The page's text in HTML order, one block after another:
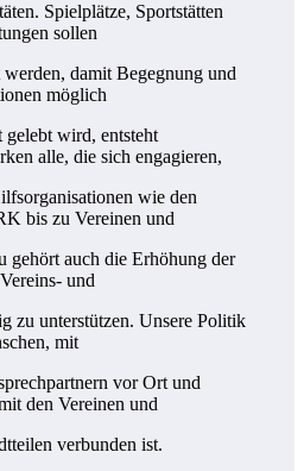
Spielplätze, Sportstätten
sollen
damit Begegnung und
möglich
gelebt wird, entsteht
alle, die sich engagieren,
wie den
bis zu Vereinen und
auch die Erhöhung der
und
zu unterstützen. Unsere Politik
mit
vor Ort und
den Vereinen und
verbunden ist.